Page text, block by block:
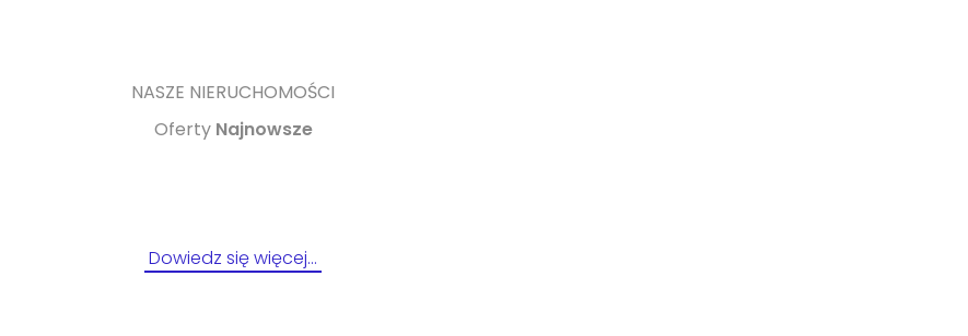
NASZE NIERUCHOMOŚCI
Oferty Najnowsze
Dowiedz się więcej…